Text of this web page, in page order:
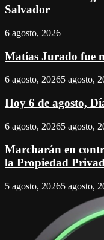
Salvador
6 agosto, 2026
Matías Jurado fue
6 agosto, 20265 agosto,
Hoy 6 de agosto,
6 agosto, 20265 agosto,
Marcharán en
la Propiedad
5 agosto, 20265 agosto,